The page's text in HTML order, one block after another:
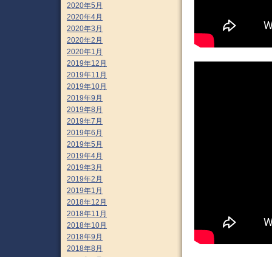
2020年5月
2020年4月
2020年3月
2020年2月
2020年1月
2019年12月
2019年11月
2019年10月
2019年9月
2019年8月
2019年7月
2019年6月
2019年5月
2019年4月
2019年3月
2019年2月
2019年1月
2018年12月
2018年11月
2018年10月
2018年9月
2018年8月